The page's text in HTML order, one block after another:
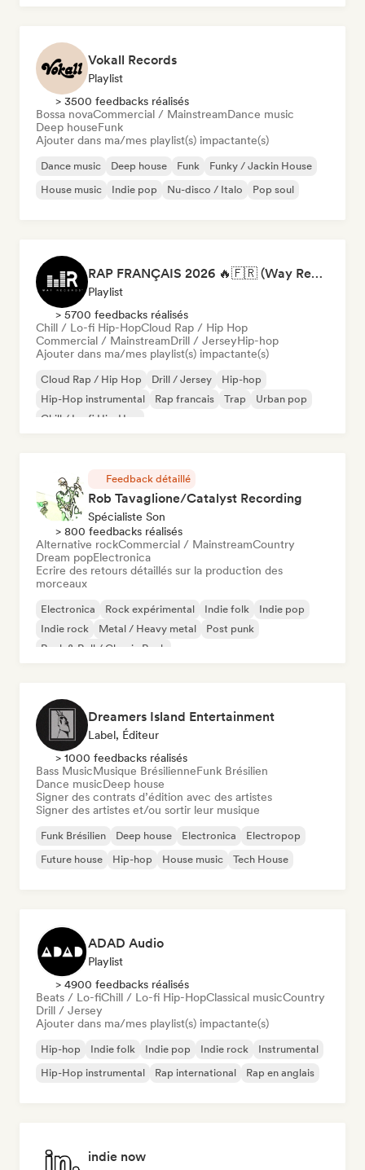
Vokall Records
Playlist
> 3500 feedbacks réalisés
Bossa novaCommercial / MainstreamDance music
Deep houseFunk
Ajouter dans ma/mes playlist(s) impactante(s)
Dance music Deep house Funk
Funky / Jackin House
House music
Indie pop Nu-disco / Italo Pop soul
RAP FRANÇAIS 2026 🔥🇫🇷 (Way Records)
Playlist
> 5700 feedbacks réalisés
Chill / Lo-fi Hip-HopCloud Rap / Hip Hop
Commercial / MainstreamDrill / JerseyHip-hop
Ajouter dans ma/mes playlist(s) impactante(s)
Cloud Rap / Hip Hop Drill / Jersey
Hip-hop
Hip-Hop instrumental
Rap francais Trap
Urban pop
Chill / Lo-fi Hip-Hop
Feedback détaillé
Rob Tavaglione/Catalyst Recording
Spécialiste Son
> 800 feedbacks réalisés
Alternative rockCommercial / MainstreamCountry
Dream popElectronica
Ecrire des retours détaillés sur la production des
morceaux
Electronica Rock expérimental Indie folk
Indie pop
Indie rock
Metal / Heavy metal
Post punk
Rock & Roll / Classic Rock
Dreamers Island Entertainment
Label, Éditeur
> 1000 feedbacks réalisés
Bass MusicMusique BrésilienneFunk Brésilien
Dance musicDeep house
Signer des contrats d’édition avec des artistes
Signer des artistes et/ou sortir leur musique
Funk Brésilien Deep house Electronica
Electropop
Future house
Hip-hop House music Tech House
ADAD Audio
Playlist
> 4900 feedbacks réalisés
Beats / Lo-fiChill / Lo-fi Hip-HopClassical musicCountry
Drill / Jersey
Ajouter dans ma/mes playlist(s) impactante(s)
Hip-hop Indie folk Indie pop Indie rock
Instrumental
Hip-Hop instrumental
Rap international Rap en anglais
indie now